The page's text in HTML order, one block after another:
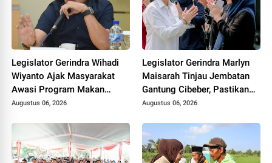
Legislator Gerindra Wihadi
Wiyanto Ajak Masyarakat
Awasi Program Makan
Bergizi Gratis agar Tepat
Augustus 06, 2026
Legislator Gerindra Marlyn
Maisarah Tinjau Jembatan
Gantung Cibeber, Pastikan
Aspirasi Warga Terlaksana
Augustus 06, 2026